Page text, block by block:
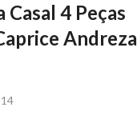
Casal 4 Peças
Andreza